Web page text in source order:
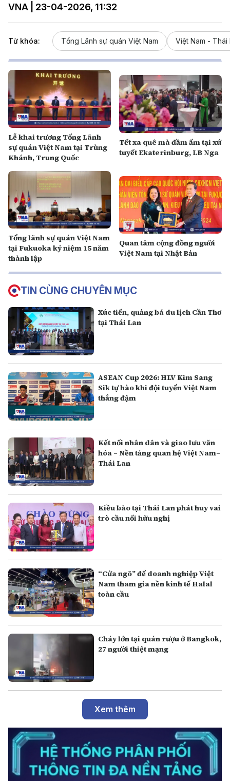
VNA | 23-04-2026, 11:32
Từ khóa: Tổng Lãnh sự quán Việt Nam Việt Nam - Thái
Lễ khai trương Tổng Lãnh
sự quán Việt Nam tại Trùng
Khánh, Trung Quốc
Tết xa quê mà đầm ấm tại xứ
tuyết Ekaterinburg, LB Nga
Tổng lãnh sự quán Việt Nam
tại Fukuoka kỷ niệm 15 năm
thành lập
Quan tâm cộng đồng người
Việt Nam tại Nhật Bản
TIN CÙNG CHUYÊN MỤC
Xúc tiến, quảng bá du lịch Cần Thơ
tại Thái Lan
ASEAN Cup 2026: HLV Kim Sang
Sik tự hào khi đội tuyển Việt Nam
thắng đậm
Kết nối nhân dân và giao lưu văn
hóa – Nền tảng quan hệ Việt Nam–
Thái Lan
Kiều bào tại Thái Lan phát huy vai
trò cầu nối hữu nghị
“Cửa ngõ” để doanh nghiệp Việt
Nam tham gia nền kinh tế Halal
toàn cầu
Cháy lớn tại quán rượu ở Bangkok,
27 người thiệt mạng
Xem thêm